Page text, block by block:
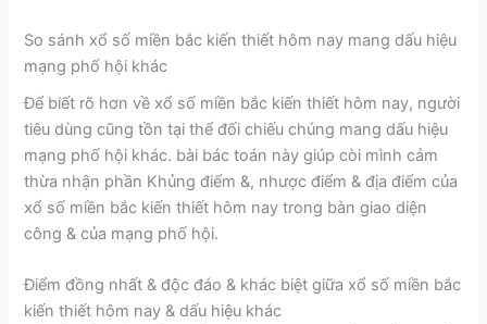
So sánh xổ số miền bắc kiến thiết hôm nay mang dấu hiệu
mạng phố hội khác
Để biết rõ hơn về xổ số miền bắc kiến thiết hôm nay, người
tiêu dùng cũng tồn tại thể đối chiếu chúng mang dấu hiệu
mạng phố hội khác. bài bác toán này giúp còi mình cảm
thừa nhận phần Khủng điểm &, nhược điểm & địa điểm của
xổ số miền bắc kiến thiết hôm nay trong bàn giao diện
công & của mạng phố hội.
Điểm đồng nhất & độc đáo & khác biệt giữa xổ số miền bắc
kiến thiết hôm nay & dấu hiệu khác